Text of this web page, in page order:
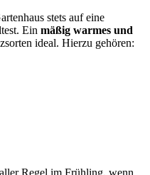
stets auf eine
Ein mäßig warmes und
ideal. Hierzu gehören: